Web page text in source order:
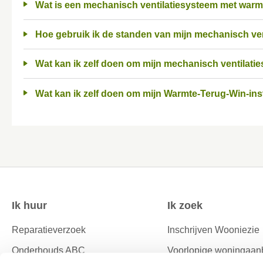
Wat is een mechanisch ventilatiesysteem met
Hoe gebruik ik de standen van mijn mechanisch
Wat kan ik zelf doen om mijn mechanisch
Wat kan ik zelf doen om mijn Warmte-Terug-Win-
Contactinformatie
Ik huur
Reparatieverzoek
Onderhouds ABC
Ik zoek
Inschrijven Wooniezie
Voorlopige